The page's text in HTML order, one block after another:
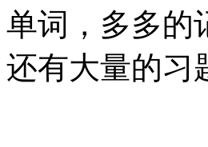
单词，多多的
还有大量的习